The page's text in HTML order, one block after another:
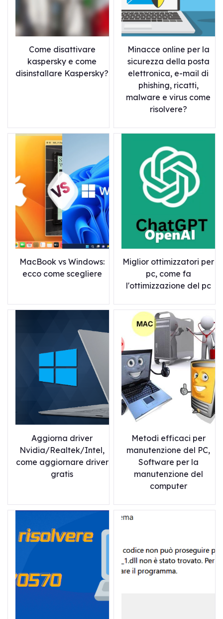
Come disattivare
kaspersky e come
disinstallare Kaspersky?
Minacce online per la
sicurezza della posta
elettronica, e-mail di
phishing, ricatti,
malware e virus come
risolvere?
MacBook vs Windows:
ecco come scegliere
Miglior ottimizzatori per
pc, come fa
l'ottimizzazione del pc
Aggiorna driver
Nvidia/Realtek/Intel,
come aggiornare driver
gratis
Metodi efficaci per
manutenzione del PC,
Software per la
manutenzione del
computer